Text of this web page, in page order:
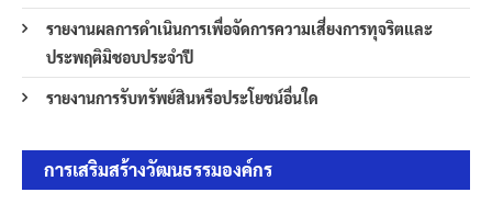
รายงานผลการดำเนินการเพื่อจัดการความเสี่ยงการทุจริตและ
ประพฤติมิชอบประจำปี
รายงานการรับทรัพย์สินหรือประโยชน์อื่นใด
การเสริมสร้างวัฒนธรรมองค์กร